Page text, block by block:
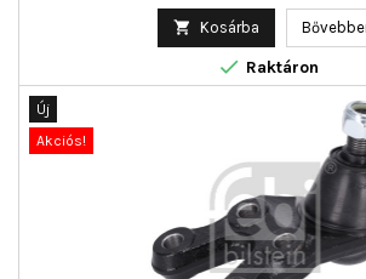
 Kosárba
 Raktáron
Új
Akciós!